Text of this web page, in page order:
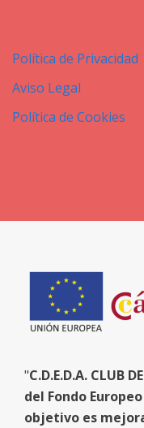
Política de Privacidad
Aviso Legal
Política de Cookies
"C.D.E.D.A. CLUB
del Fondo
objetivo es